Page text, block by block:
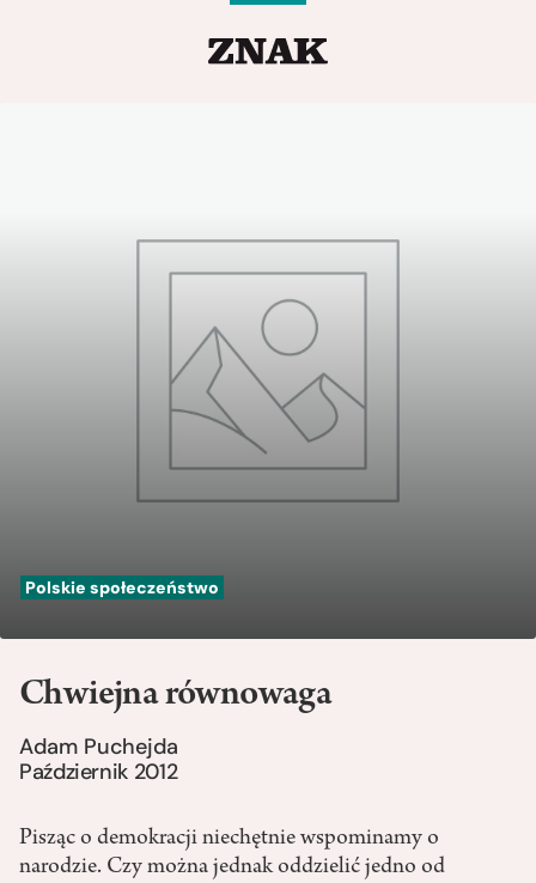
Polskie społeczeństwo
Chwiejna równowaga
Adam Puchejda
Październik 2012
Pisząc o demokracji niechętnie wspominamy o
narodzie. Czy można jednak oddzielić jedno od